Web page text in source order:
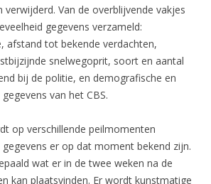
Van de overblijvende vakjes
gegevens verzameld:
afstand tot bekende verdachten,
snelwegoprit, soort en aantal
bij de politie, en demografische en
van het CBS.
op verschillende peilmomenten
er op dat moment bekend zijn.
wat er in de twee weken na de
kan plaatsvinden. Er wordt kunstmatige